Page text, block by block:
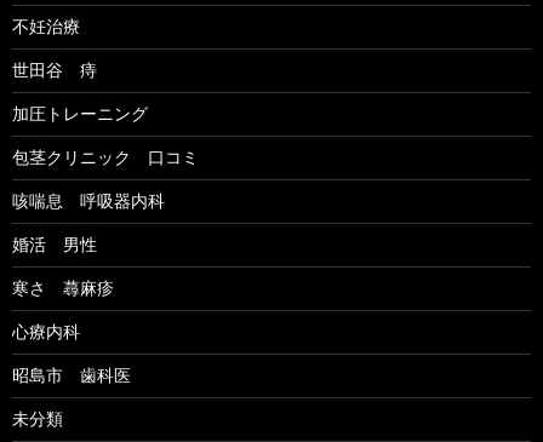
不妊治療
世田谷 痔
加圧トレーニング
包茎クリニック 口コミ
咳喘息 呼吸器内科
婚活 男性
寒さ 蕁麻疹
心療内科
昭島市 歯科医
未分類